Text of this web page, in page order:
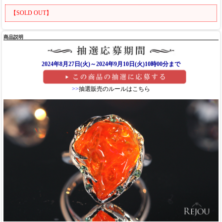
【SOLD OUT】
商品説明
2024年8月27日(火)～2024年9月10日(火)10時00分まで
>>抽選販売のルールはこちら